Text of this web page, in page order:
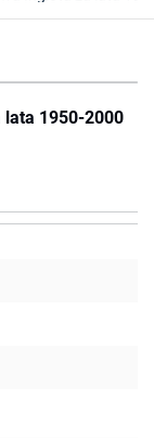
lata 1950-2000